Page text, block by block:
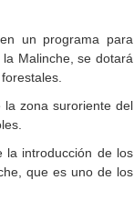
un programa para
Malinche, se dotará
la zona suroriente del
la introducción de los
que es uno de los